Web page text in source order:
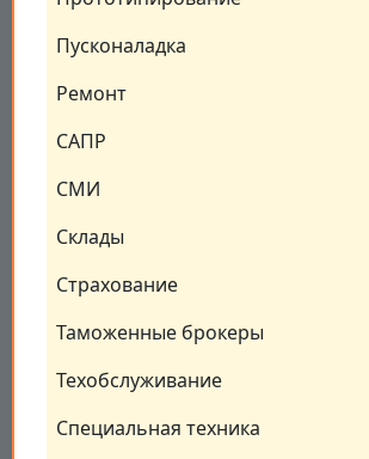
Пусконаладка
Ремонт
САПР
СМИ
Склады
Страхование
Таможенные брокеры
Техобслуживание
Специальная техника